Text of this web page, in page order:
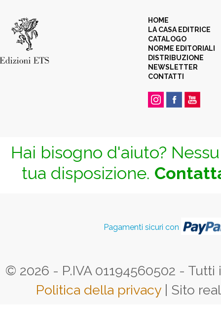
HOME
LA CASA EDITRICE
CATALOGO
NORME EDITORIALI
DISTRIBUZIONE
NEWSLETTER
CONTATTI
Hai bisogno d'aiuto?
tua disposizione.
Pagamenti sicuri con
© 2026 - P.IVA 01194560502 -
Politica della privacy | Sito